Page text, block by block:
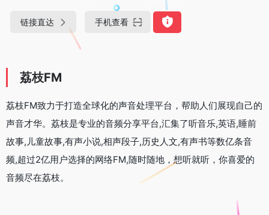
链接直达 手机查看
荔枝FM
荔枝FM致力于打造全球化的声音处理平台，帮助人们展现自己的
声音才华。荔枝是专业的音频分享平台,汇集了听音乐,英语,睡前
故事,儿童故事,有声小说,相声段子,历史人文,有声书等数亿条音
频,超过2亿用户选择的网络FM,随时随地，想听就听，你喜爱的
音频尽在荔枝。